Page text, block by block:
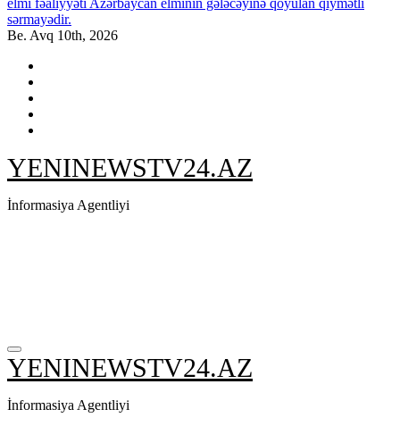
sərmayədir.
Be. Avq 10th, 2026
YENINEWSTV24.AZ
İnformasiya Agentliyi
YENINEWSTV24.AZ
İnformasiya Agentliyi